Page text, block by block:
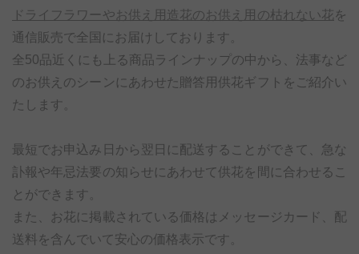
ドライフラワーやお供え用造花のお供え用の枯れない花 を
通信販売で全国にお届けしております。
全50品近くにも上る商品ラインナップの中から、法事など
のお供えのシーンにあわせた贈答用供花ギフトをご紹介い
たします。
最短でお申込み日から翌日に配送することができて、急な
訃報や年忌法要の知らせにあわせて供花を間に合わせるこ
とができます。
また、お花に掲載されている価格はメッセージカード、配
送料を含んでいて安心の価格表示です。